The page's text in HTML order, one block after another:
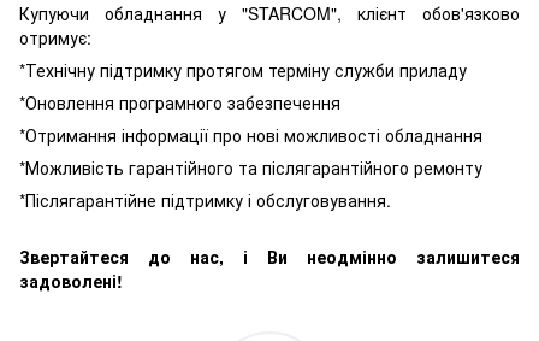
Купуючи обладнання у "STARCOM", клієнт обов'язково
отримує:
*Технічну підтримку протягом терміну служби приладу
*Оновлення програмного забезпечення
*Отримання інформації про нові можливості обладнання
*Можливість гарантійного та післягарантійного ремонту
*Післягарантійне підтримку і обслуговування.
Звертайтеся до нас, і Ви неодмінно залишитеся
задоволені!